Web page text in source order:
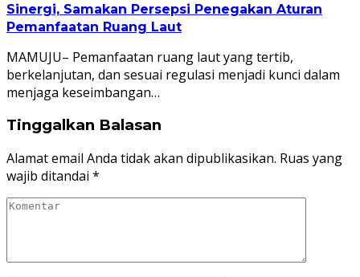
Sinergi, Samakan Persepsi Penegakan Aturan
Pemanfaatan Ruang Laut
MAMUJU– Pemanfaatan ruang laut yang tertib,
berkelanjutan, dan sesuai regulasi menjadi kunci dalam
menjaga keseimbangan…
Tinggalkan Balasan
Alamat email Anda tidak akan dipublikasikan. Ruas yang
wajib ditandai *